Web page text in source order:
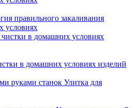
правильного закаливания
условиях
в домашних условиях изделий